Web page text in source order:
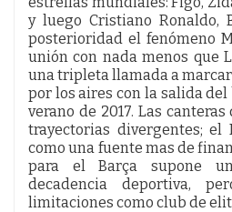
y luego Cristiano Ronaldo,
posterioridad el fenómeno
unión con nada menos que
una tripleta llamada a marcar
por los aires con la salida del
verano de 2017. Las
trayectorias divergentes;
como una fuente mas de
para el Barça supone
decadencia deportiva,
limitaciones como club de